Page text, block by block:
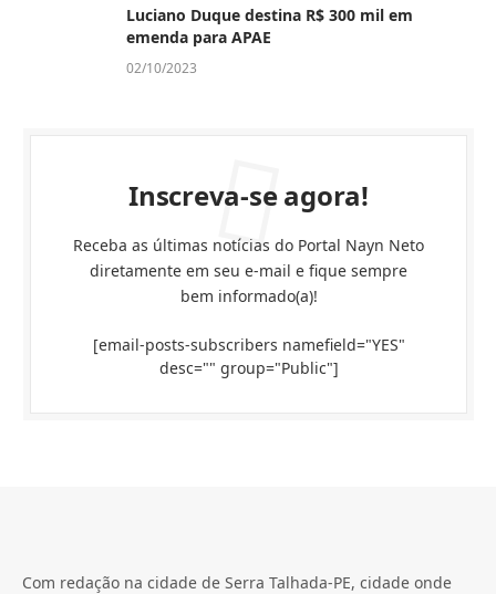
Luciano Duque destina R$ 300 mil em
emenda para APAE
02/10/2023
Inscreva-se agora!
Receba as últimas notícias do Portal Nayn Neto
diretamente em seu e-mail e fique sempre
bem informado(a)!
[email-posts-subscribers namefield="YES"
desc="" group="Public"]
Com redação na cidade de Serra Talhada-PE, cidade onde